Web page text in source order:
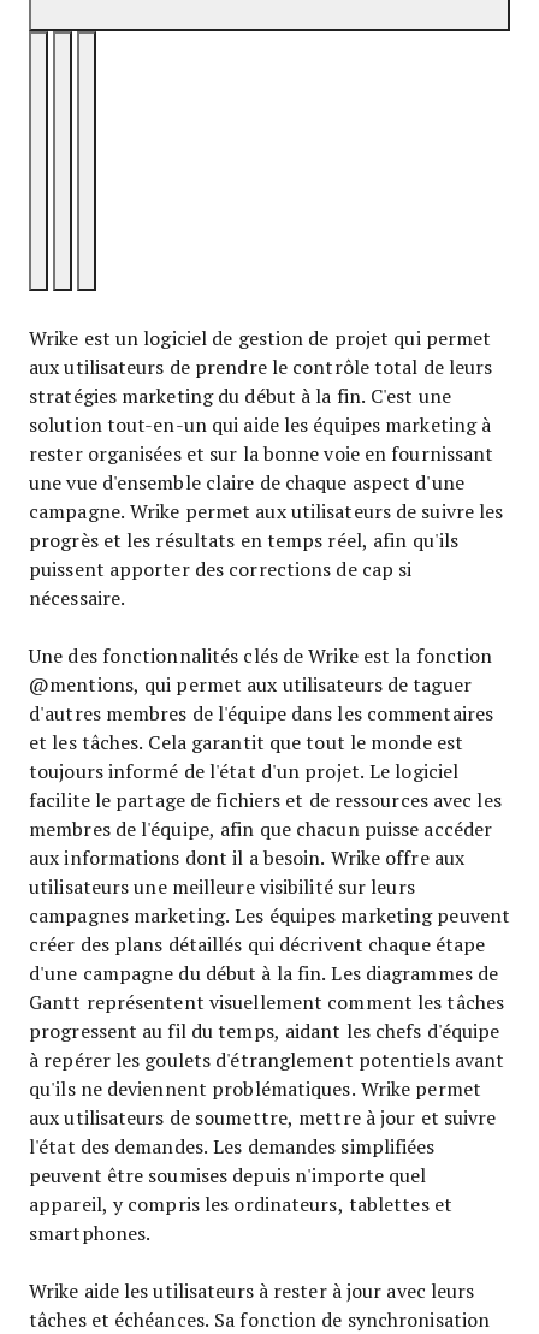
Wrike est un logiciel de gestion de projet qui permet
aux utilisateurs de prendre le contrôle total de leurs
stratégies marketing du début à la fin. C'est une
solution tout-en-un qui aide les équipes marketing à
rester organisées et sur la bonne voie en fournissant
une vue d'ensemble claire de chaque aspect d'une
campagne. Wrike permet aux utilisateurs de suivre les
progrès et les résultats en temps réel, afin qu'ils
puissent apporter des corrections de cap si
nécessaire.
Une des fonctionnalités clés de Wrike est la fonction
@mentions, qui permet aux utilisateurs de taguer
d'autres membres de l'équipe dans les commentaires
et les tâches. Cela garantit que tout le monde est
toujours informé de l'état d'un projet. Le logiciel
facilite le partage de fichiers et de ressources avec les
membres de l'équipe, afin que chacun puisse accéder
aux informations dont il a besoin. Wrike offre aux
utilisateurs une meilleure visibilité sur leurs
campagnes marketing. Les équipes marketing peuvent
créer des plans détaillés qui décrivent chaque étape
d'une campagne du début à la fin. Les diagrammes de
Gantt représentent visuellement comment les tâches
progressent au fil du temps, aidant les chefs d'équipe
à repérer les goulets d'étranglement potentiels avant
qu'ils ne deviennent problématiques. Wrike permet
aux utilisateurs de soumettre, mettre à jour et suivre
l'état des demandes. Les demandes simplifiées
peuvent être soumises depuis n'importe quel
appareil, y compris les ordinateurs, tablettes et
smartphones.
Wrike aide les utilisateurs à rester à jour avec leurs
tâches et échéances. Sa fonction de synchronisation